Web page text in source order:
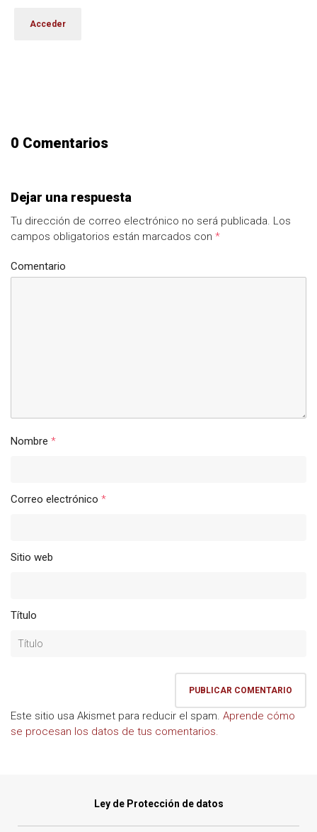
0 Comentarios
Dejar una respuesta
Tu dirección de correo electrónico no será publicada. Los
campos obligatorios están marcados con *
Comentario
Nombre *
Correo electrónico *
Sitio web
Título
Este sitio usa Akismet para reducir el spam. Aprende cómo
se procesan los datos de tus comentarios.
Ley de Protección de datos